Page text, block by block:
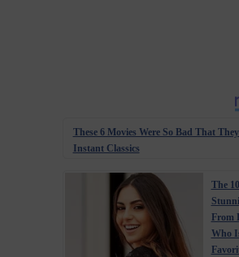
These 6 Movies Were So Bad That
Instant Classics
The
From
Who